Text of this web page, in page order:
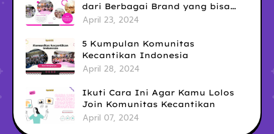
dari Berbagai Brand yang bisa
kamu Ikuti untuk Tingkatkan Skill
April 23, 2024
5 Kumpulan Komunitas
Kecantikan Indonesia
April 28, 2024
Ikuti Cara Ini Agar Kamu Lolos
Join Komunitas Kecantikan
April 07, 2024